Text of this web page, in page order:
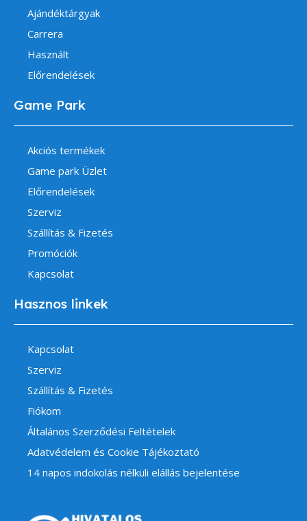
Ajándéktárgyak
Carrera
Használt
Előrendelések
Game Park
Akciós termékek
Game park Üzlet
Előrendelések
Szerviz
Szállítás & Fizetés
Promóciók
Kapcsolat
Hasznos linkek
Kapcsolat
Szerviz
Szállítás & Fizetés
Fiókom
Általános Szerződési Feltételek
Adatvédelem és Cookie Tájékoztató
14 napos indokolás nélküli elállás bejelentése